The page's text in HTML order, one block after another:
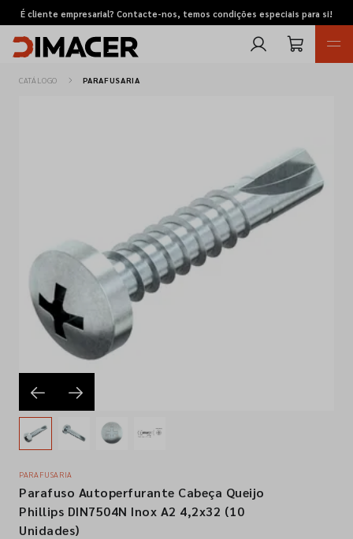
É cliente empresarial? Contacte-nos, temos condições especiais para si!
Pedidos de cotação
Marcas
Favoritos
Empresa
Contactos
Siga-nos nas redes sociais
CATÁLOGO PARAFUSARIA
PARAFUSARIA
Parafuso Autoperfurante Cabeça Queijo
Phillips DIN7504N Inox A2 4,2x32 (10
Unidades)